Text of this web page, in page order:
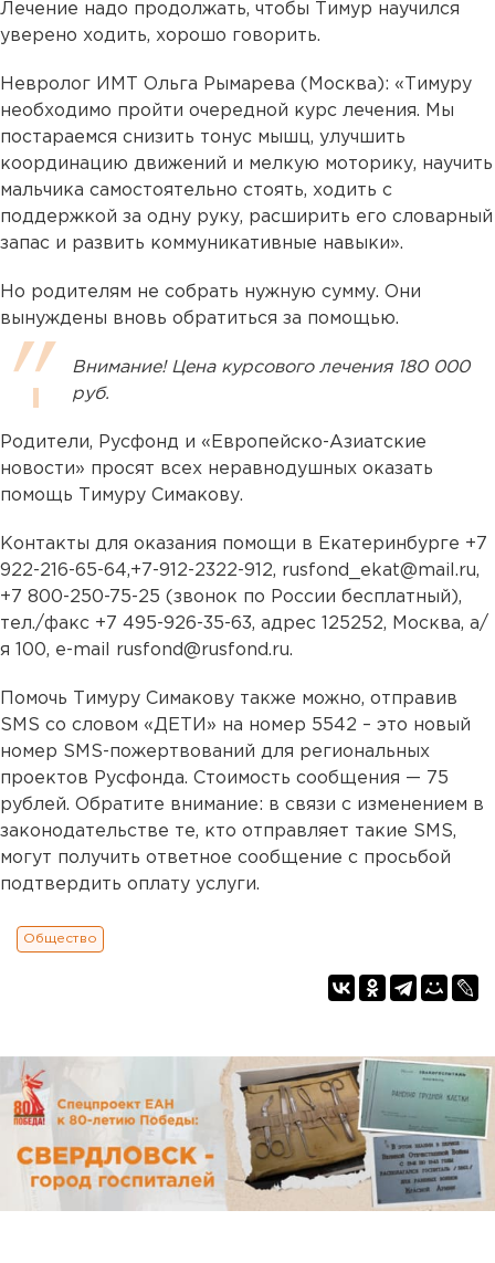
Лечение надо продолжать, чтобы Тимур научился
уверено ходить, хорошо говорить.
Невролог ИМТ Ольга Рымарева (Москва): «Тимуру
необходимо пройти очередной курс лечения. Мы
постараемся снизить тонус мышц, улучшить
координацию движений и мелкую моторику, научить
мальчика самостоятельно стоять, ходить с
поддержкой за одну руку, расширить его словарный
запас и развить коммуникативные навыки».
Но родителям не собрать нужную сумму. Они
вынуждены вновь обратиться за помощью.
Внимание! Цена курсового лечения 180 000
руб.
Родители, Русфонд и «Европейско-Азиатские
новости» просят всех неравнодушных оказать
помощь Тимуру Симакову.
Контакты для оказания помощи в Екатеринбурге +7
922-216-65-64,+7-912-2322-912, rusfond_ekat@mail.ru,
+7 800-250-75-25 (звонок по России бесплатный),
тел./факс +7 495-926-35-63, адрес 125252, Москва, а/
я 100, e-mail rusfond@rusfond.ru.
Помочь Тимуру Симакову также можно, отправив
SMS со словом «ДЕТИ» на номер 5542 – это новый
номер SMS-пожертвований для региональных
проектов Русфонда. Стоимость сообщения — 75
рублей. Обратите внимание: в связи с изменением в
законодательстве те, кто отправляет такие SMS,
могут получить ответное сообщение с просьбой
подтвердить оплату услуги.
Общество